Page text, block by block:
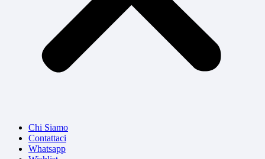
Chi Siamo
Contattaci
Whatsapp